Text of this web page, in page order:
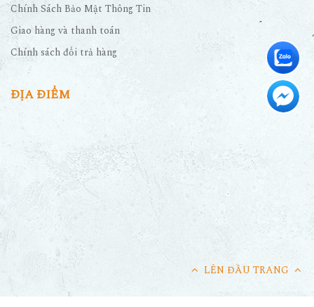
LÊN ĐẦU TRANG
Chính Sách Bảo Mật Thông Tin
Giao hàng và thanh toán
Chính sách đổi trả hàng
ĐỊA ĐIỂM